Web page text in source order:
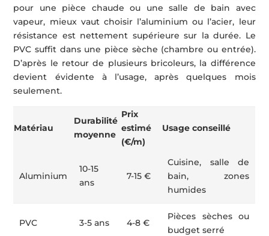
pour une pièce chaude ou une salle de bain avec
vapeur, mieux vaut choisir l’aluminium ou l’acier, leur
résistance est nettement supérieure sur la durée. Le
PVC suffit dans une pièce sèche (chambre ou entrée).
D’après le retour de plusieurs bricoleurs, la différence
devient évidente à l’usage, après quelques mois
seulement.
Matériau
Durabilité
moyenne
Prix
estimé
(€/m)
Usage conseillé
Aluminium
10-15
ans
7-15 €
Cuisine, salle de
bain, zones
humides
PVC 3-5 ans 4-8 €
Pièces sèches ou
budget serré